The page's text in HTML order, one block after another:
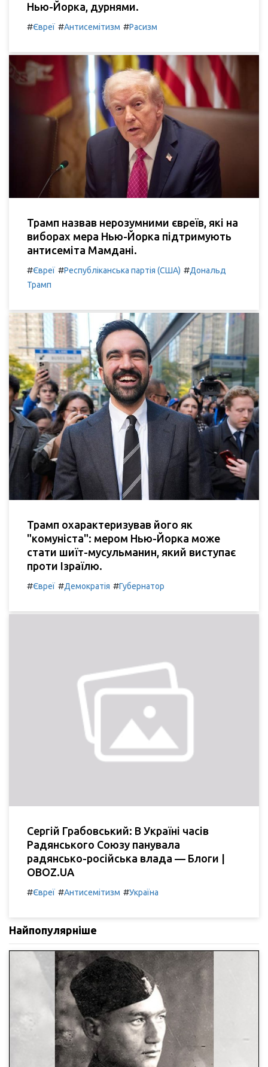
Нью-Йорка, дурнями.
#Євреї #Антисемітизм #Расизм
Трамп назвав нерозумними євреїв, які на
виборах мера Нью-Йорка підтримують
антисеміта Мамдані.
#Євреї #Республіканська партія (США) #Дональд
Трамп
Трамп охарактеризував його як
"комуніста": мером Нью-Йорка може
стати шиїт-мусульманин, який виступає
проти Ізраїлю.
#Євреї #Демократія #Губернатор
Сергій Грабовський: В Україні часів
Радянського Союзу панувала
радянсько-російська влада — Блоги |
OBOZ.UA
#Євреї #Антисемітизм #Україна
Найпопулярніше